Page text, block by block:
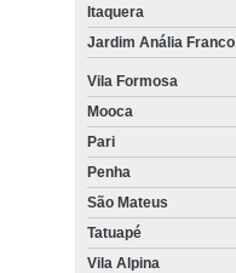
Itaquera
Jardim Anália Franco
Vila Formosa
Mooca
Pari
Penha
São Mateus
Tatuapé
Vila Alpina